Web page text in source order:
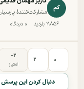
کم
مشارکت‌کنندهٔ
۲٬۸۵۶ بازدید ۰ دیدگاه
۰ ۲ ‎−۲
امتیاز
دنبال کردن این پرسش